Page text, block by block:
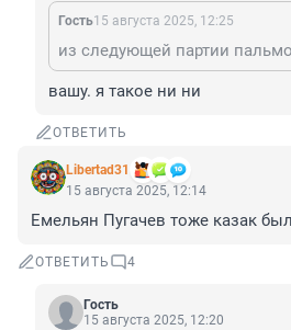
Гость15 августа 2025, 12:25
вашу. я такое ни ни
ОТВЕТИТЬ
Libertad31
15 августа 2025, 12:14
Емельян Пугачев тоже казак
ОТВЕТИТЬ 4
Гость
15 августа 2025, 12:20